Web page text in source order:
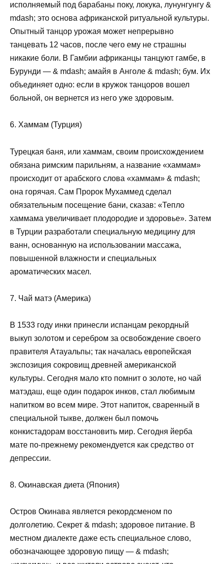
исполняемый под барабаны поку, локука, лунунгунгу &
mdash; это основа африканской ритуальной культуры.
Опытный танцор урожая может непрерывно
танцевать 12 часов, после чего ему не страшны
никакие боли. В Гамбии африканцы танцуют гамбе, в
Бурунди — & mdash; амайя в Анголе & mdash; бум. Их
объединяет одно: если в кружок танцоров вошел
больной, он вернется из него уже здоровым.
6. Хаммам (Турция)
Турецкая баня, или хаммам, своим происхождением
обязана римским парильням, а название «хаммам»
происходит от арабского слова «хаммам» & mdash;
она горячая. Сам Пророк Мухаммед сделал
обязательным посещение бани, сказав: «Тепло
хаммама увеличивает плодородие и здоровье». Затем
в Турции разработали специальную медицину для
ванн, основанную на использовании массажа,
повышенной влажности и специальных
ароматических масел.
7. Чай матэ (Америка)
В 1533 году инки принесли испанцам рекордный
выкуп золотом и серебром за освобождение своего
правителя Атауальпы; так началась европейская
экспозиция сокровищ древней американской
культуры. Сегодня мало кто помнит о золоте, но чай
матэдаш, еще один подарок инков, стал любимым
напитком во всем мире. Этот напиток, сваренный в
специальной тыкве, должен был помочь
конкистадорам восстановить мир. Сегодня йерба
мате по-прежнему рекомендуется как средство от
депрессии.
8. Окинавская диета (Япония)
Остров Окинава является рекордсменом по
долголетию. Секрет & mdash; здоровое питание. В
местном диалекте даже есть специальное слово,
обозначающее здоровую пищу — & mdash;